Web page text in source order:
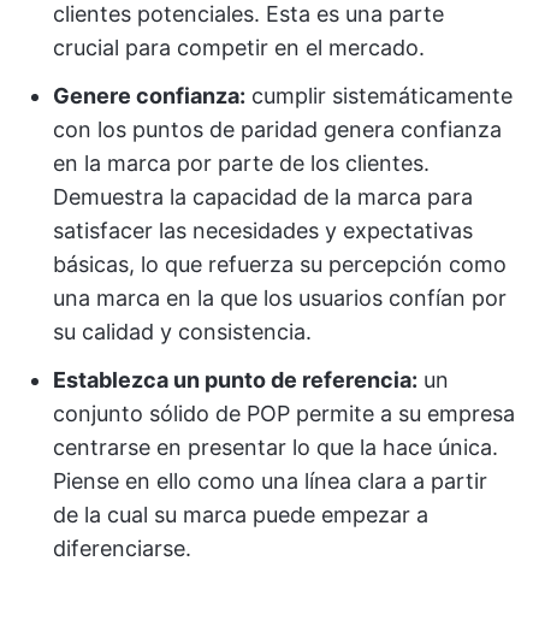
clientes potenciales. Esta es una parte
crucial para competir en el mercado.
Genere confianza: cumplir sistemáticamente
con los puntos de paridad genera confianza
en la marca por parte de los clientes.
Demuestra la capacidad de la marca para
satisfacer las necesidades y expectativas
básicas, lo que refuerza su percepción como
una marca en la que los usuarios confían por
su calidad y consistencia.
Establezca un punto de referencia: un
conjunto sólido de POP permite a su empresa
centrarse en presentar lo que la hace única.
Piense en ello como una línea clara a partir
de la cual su marca puede empezar a
diferenciarse.